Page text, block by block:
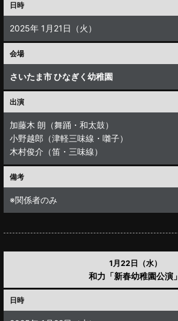
日時
2025年 1月21日（火）
会場
さいたま市 ひなぎく幼稚園
出演
加藤木 朗（舞踊・和太鼓）
小野越郎（津軽三味線・囃子）
木村俊介（笛・三味線）
備考
※関係者のみ
1月22日（水）
和力「新春幼稚園公演」
日時